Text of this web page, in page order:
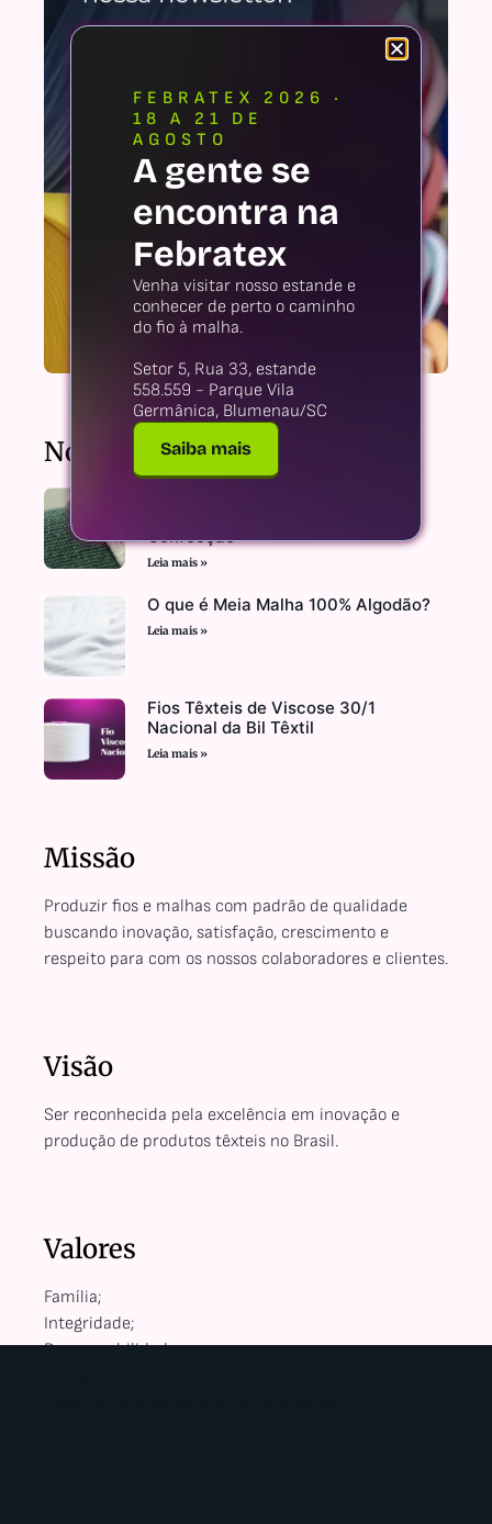
Notícias recentes
Confecção
Leia mais »
O que é Meia Malha 100% Algodão?
Leia mais »
Fios Têxteis de Viscose 30/1
Nacional da Bil Têxtil
Leia mais »
Missão
Produzir fios e malhas com padrão de qualidade
buscando inovação, satisfação, crescimento e
respeito para com os nossos colaboradores e clientes.
Visão
Ser reconhecida pela excelência em inovação e
produção de produtos têxteis no Brasil.
Valores
Família;
Integridade;
Responsabilidade;
FEBRATEX 2026 ·
18 A 21 DE
AGOSTO
A gente se
encontra na
Febratex
Venha visitar nosso estande e
conhecer de perto o caminho
do fio à malha.
Setor 5, Rua 33, estande
558.559 - Parque Vila
Germânica, Blumenau/SC
Saiba mais